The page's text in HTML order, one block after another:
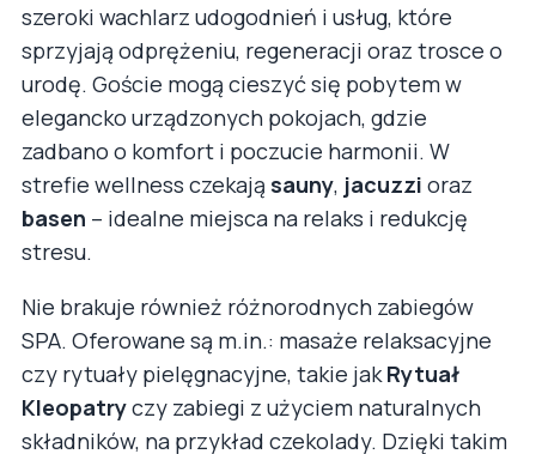
szeroki wachlarz udogodnień i usług, które
sprzyjają odprężeniu, regeneracji oraz trosce o
urodę. Goście mogą cieszyć się pobytem w
elegancko urządzonych pokojach, gdzie
zadbano o komfort i poczucie harmonii. W
strefie wellness czekają sauny, jacuzzi oraz
basen – idealne miejsca na relaks i redukcję
stresu.
Nie brakuje również różnorodnych zabiegów
SPA. Oferowane są m.in.: masaże relaksacyjne
czy rytuały pielęgnacyjne, takie jak Rytuał
Kleopatryczy zabiegi z użyciem naturalnych
składników, na przykład czekolady. Dzięki takim